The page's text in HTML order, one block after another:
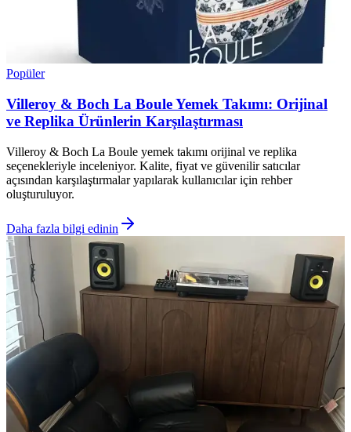
Popüler
Villeroy & Boch La Boule Yemek Takımı: Orijinal
ve Replika Ürünlerin Karşılaştırması
Villeroy & Boch La Boule yemek takımı orijinal ve replika
seçenekleriyle inceleniyor. Kalite, fiyat ve güvenilir satıcılar
açısından karşılaştırmalar yapılarak kullanıcılar için rehber
oluşturuluyor.
Daha fazla bilgi edinin